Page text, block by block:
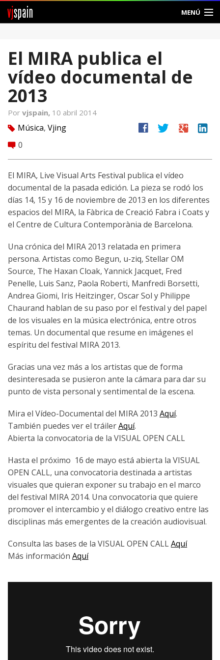
vjspain MENÚ
Foros
Noticias
Ayuda
Entrar
Crear Cuenta
El MIRA publica el
vídeo documental de
2013
Por vjspain, 10 abril 2014
tag Música, Vjing
comment 0
facebook twitter google linkedin
El MIRA, Live Visual Arts Festival publica el vídeo
documental de la pasada edición. La pieza se rodó los
días 14, 15 y 16 de noviembre de 2013 en los diferentes
espacios del MIRA, la Fàbrica de Creació Fabra i Coats y
el Centre de Cultura Contemporània de Barcelona.
Una crónica del MIRA 2013 relatada en primera
persona. Artistas como Begun, u-ziq, Stellar OM
Source, The Haxan Cloak, Yannick Jacquet, Fred
Penelle, Luis Sanz, Paola Roberti, Manfredi Borsetti,
Andrea Giomi, Iris Heitzinger, Oscar Sol y Philippe
Chaurand hablan de su paso por el festival y del papel
de los visuales en la música electrónica, entre otros
temas. Un documental que resume en imágenes el
espíritu del festival MIRA 2013.
Gracias una vez más a los artistas que de forma
desinteresada se pusieron ante la cámara para dar su
punto de vista personal y sentimental de la escena.
Mira el Vídeo-Documental del MIRA 2013 Aquí.
También puedes ver el tráilerAquí.
Abierta la convocatoria de la VISUAL OPEN CALL
Hasta el próximo 16 de mayo está abierta la VISUAL
OPEN CALL, una convocatoria destinada a artistas
visuales que quieran exponer su trabajo en el marco
del festival MIRA 2014. Una convocatoria que quiere
promover el intercambio y el diálogo creativo entre las
disciplinas más emergentes de la creación audiovisual.
Consulta las bases de la VISUAL OPEN CALLAquí
Más información Aquí